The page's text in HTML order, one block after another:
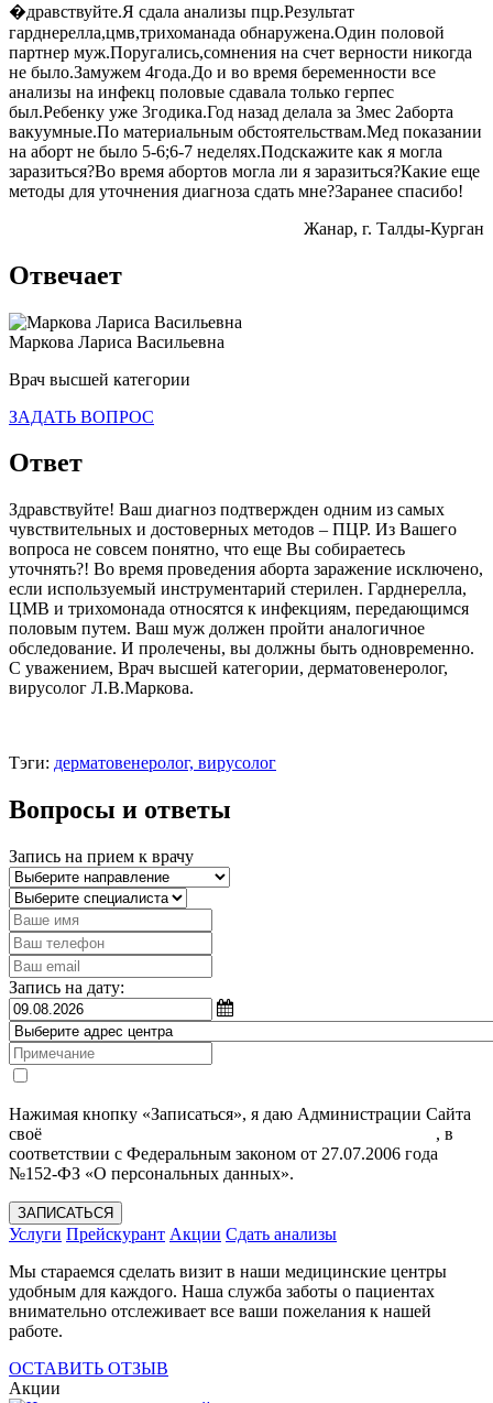
�дравствуйте.Я сдала анализы пцр.Результат
гарднерелла,цмв,трихоманада обнаружена.Один половой
партнер муж.Поругались,сомнения на счет верности никогда
не было.Замужем 4года.До и во время беременности все
анализы на инфекц половые сдавала только герпес
был.Ребенку уже 3годика.Год назад делала за 3мес 2аборта
вакуумные.По материальным обстоятельствам.Мед показании
на аборт не было 5-6;6-7 неделях.Подскажите как я могла
заразиться?Во время абортов могла ли я заразиться?Какие еще
методы для уточнения диагноза сдать мне?Заранее спасибо!
Жанар, г. Талды-Курган
Отвечает
Маркова Лариса Васильевна
Врач высшей категории
ЗАДАТЬ ВОПРОС
Ответ
Здравствуйте! Ваш диагноз подтвержден одним из самых
чувствительных и достоверных методов – ПЦР. Из Вашего
вопроса не совсем понятно, что еще Вы собираетесь
уточнять?! Во время проведения аборта заражение исключено,
если используемый инструментарий стерилен. Гарднерелла,
ЦМВ и трихомонада относятся к инфекциям, передающимся
половым путем. Ваш муж должен пройти аналогичное
обследование. И пролечены, вы должны быть одновременно.
С уважением, Врач высшей категории, дерматовенеролог,
вирусолог Л.В.Маркова.
Тэги: дерматовенеролог, вирусолог
Вопросы и ответы
Запись на прием к врачу
Запись на дату:
Нажимая кнопку «Записаться», я даю Администрации Сайта
своё
, в
соответствии с Федеральным законом от 27.07.2006 года
№152-ФЗ «О персональных данных».
ЗАПИСАТЬСЯ
Услуги Прейскурант Акции Сдать анализы
Мы стараемся сделать визит в наши медицинские центры
удобным для каждого. Наша служба заботы о пациентах
внимательно отслеживает все ваши пожелания к нашей
работе.
ОСТАВИТЬ ОТЗЫВ
Акции